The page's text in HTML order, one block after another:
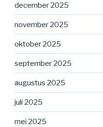
december 2025
november 2025
oktober 2025
september 2025
augustus 2025
juli 2025
mei 2025